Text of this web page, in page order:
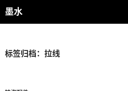
跳
至
墨水
搜
索
标签归档：拉线